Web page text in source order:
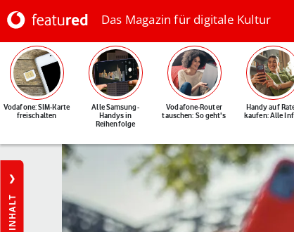
Das Magazin für digitale Kultur
Vodafone: SIM-Karte
freischalten
Alle Samsung-
Handys in
Reihenfolge
Vodafone-Router
tauschen: So geht's
Handy auf
kaufen: Alle
INHALT